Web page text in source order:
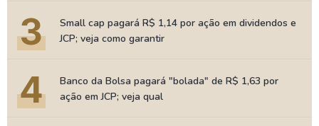
3
Small cap pagará R$ 1,14 por ação em dividendos e
JCP; veja como garantir
4
Banco da Bolsa pagará "bolada" de R$ 1,63 por
ação em JCP; veja qual